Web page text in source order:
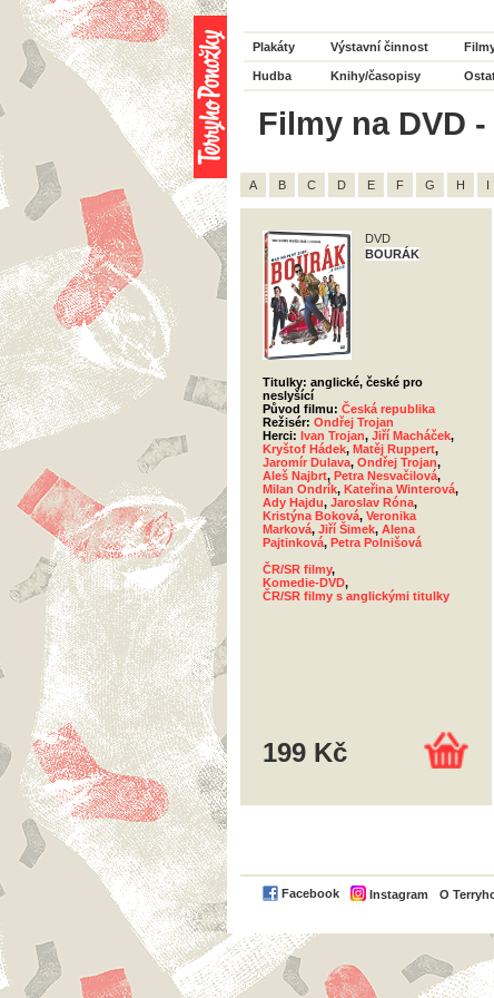
Plakáty Výstavní činnost
Hudba Knihy/časopisy
Filmy na DVD
A B C D E F G H I
DVD
BOURÁK
Titulky: anglické, české pro
neslyšící
Původ filmu: Česká republika
Režisér: Ondřej Trojan
Herci: Ivan Trojan, Jiří Macháček,
Kryštof Hádek, Matěj Ruppert,
Jaromír Dulava, Ondřej Trojan,
Aleš Najbrt, Petra Nesvačilová,
Milan Ondrík, Kateřina Winterová,
Ady Hajdu, Jaroslav Róna,
Kristýna Boková, Veronika
Marková, Jiří Šimek, Alena
Pajtinková, Petra Polnišová
ČR/SR filmy,
Komedie-DVD,
ČR/SR filmy s anglickými titulky
199 Kč
Facebook Instagram O